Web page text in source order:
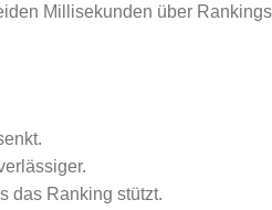
Millisekunden über
das Ranking stützt.